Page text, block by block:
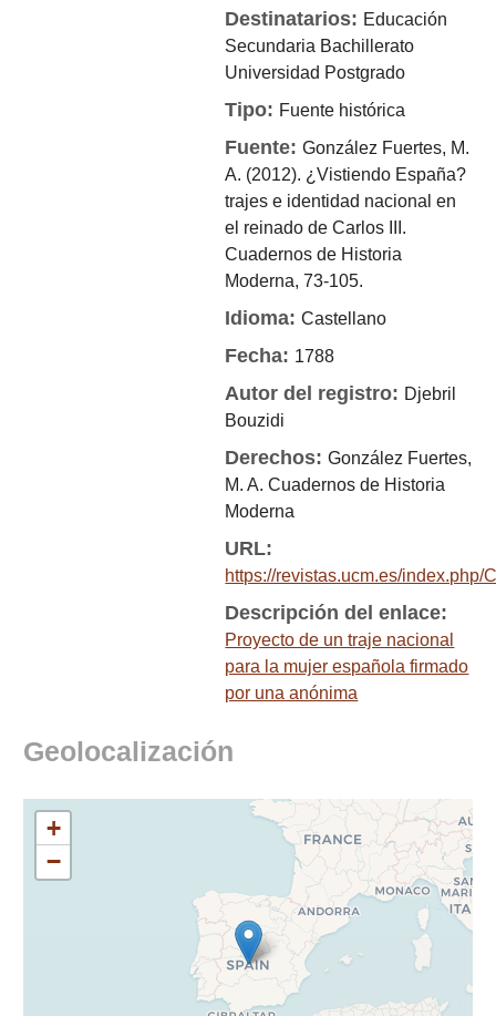
Destinatarios: Educación
Secundaria Bachillerato
Universidad Postgrado
Tipo: Fuente histórica
Fuente:González Fuertes, M.
A. (2012). ¿Vistiendo España?
trajes e identidad nacional en
el reinado de Carlos III.
Cuadernos de Historia
Moderna, 73-105.
Idioma:Castellano
Fecha: 1788
Autor del registro: Djebril
Bouzidi
Derechos:González Fuertes,
M. A.Cuadernos de Historia
Moderna
URL:
https://revistas.ucm.es/index.php/
Descripción del enlace:
Proyecto de un traje nacional
para la mujer española firmado
por una anónima
Geolocalización
+
−